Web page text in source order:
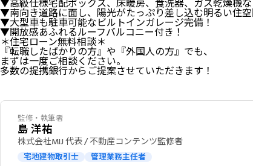
▼高級仕様宅配ボックス、床暖房、食洗器、ガス乾燥機
▼南向き道路に面し、陽光がたっぷり差し込む明るい住
▼大型車も駐車可能なビルトインガレージ完備！
▼開放感あふれるルーフバルコニー付き！
＊住宅ローン無料相談＊
『転職したばかりの方』や『外国人の方』でも、
まずは一度ご相談ください。
多数の提携銀行からご提案させていただきます！
監修・執筆者
島 洋祐
株式会社MIJ 代表 / 不動産コンテンツ監修者
宅地建物取引士 管理業務主任者